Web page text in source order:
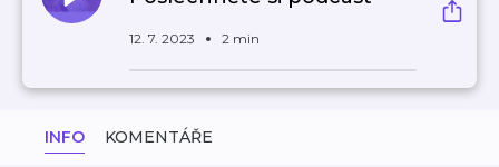
12. 7. 2023 2 min
INFO KOMENTÁŘE